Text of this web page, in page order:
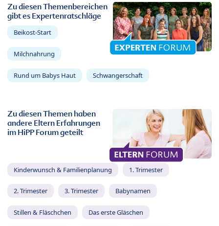
Zu diesen Themenbereichen
gibt es Expertenratschläge
Beikost-Start
Milchnahrung
Rund um Babys Haut Schwangerschaft
Zu diesen Themen haben
andere Eltern Erfahrungen
im HiPP Forum geteilt
Kinderwunsch & Familienplanung 1. Trimester
2. Trimester 3. Trimester Babynamen
Stillen & Fläschchen Das erste Gläschen